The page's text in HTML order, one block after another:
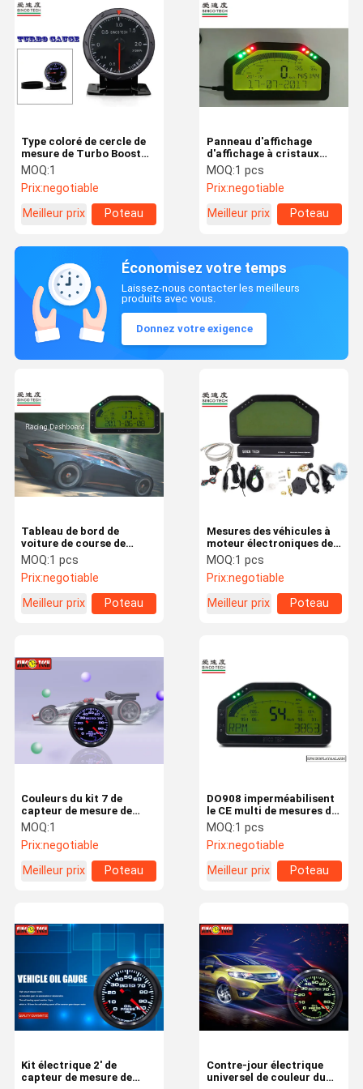
Type coloré de cercle de
mesure de Turbo Boost
capteur universel de
Turbo pour des voitures
MOQ:1
Prix:negotiable
Meilleur prix
Poteau
Panneau d'affichage
d'affichage à cristaux
liquides de kit de capteur
du tableau de bord DO904
de voiture de course de
connexion de BT plein
MOQ:1 pcs
Prix:negotiable
Meilleur prix
Poteau
Économisez votre temps
Laissez-nous contacter les meilleurs
produits avec vous.
Donnez votre exigence
Mesures des véhicules à
moteur électroniques de
combinaison, tableaux de
bord faits sur commande
de Digital pour des
MOQ:1 pcs
Prix:negotiable
Meilleur prix
Poteau
Tableau de bord de
voiture de course de
SINCOTECH performance
de kit de capteur de fil de
harnais de 6,5 pouces
MOQ:1 pcs
Prix:negotiable
Meilleur prix
Poteau
DO908 imperméabilisent
le CE multi de mesures de
tableau de bord
d'affichage à cristaux
liquides de fonction de
mesures automatiques
approuvé
MOQ:1 pcs
Prix:negotiable
Meilleur prix
Poteau
Couleurs du kit 7 de
capteur de mesure de
pression d'huile de
marché des accessoires
d'unité de livre par pouce
carré réglables pour des
voitures de course
MOQ:1
Prix:negotiable
Meilleur prix
Poteau
Contre-jour électrique
universel de couleur du
Kit électrique 2' de
capteur de mesure de